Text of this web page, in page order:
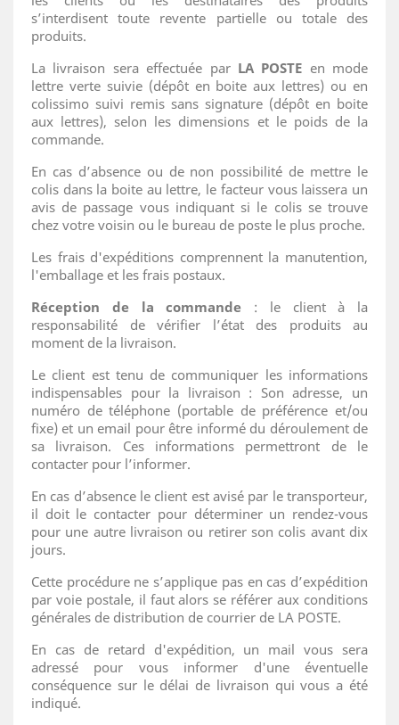
s’interdisent toute revente partielle ou totale des
produits.
La livraison sera effectuée par LA POSTE en mode
lettre verte suivie (dépôt en boite aux lettres) ou en
colissimo suivi remis sans signature (dépôt en boite
aux lettres), selon les dimensions et le poids de la
commande.
En cas d’absence ou de non possibilité de mettre le
colis dans la boite au lettre, le facteur vous laissera un
avis de passage vous indiquant si le colis se trouve
chez votre voisin ou le bureau de poste le plus proche.
Les frais d'expéditions comprennent la manutention,
l'emballage et les frais postaux.
Réception de la commande : le client à la
responsabilité de vérifier l’état des produits au
moment de la livraison.
Le client est tenu de communiquer les informations
indispensables pour la livraison : Son adresse, un
numéro de téléphone (portable de préférence et/ou
fixe) et un email pour être informé du déroulement de
sa livraison. Ces informations permettront de le
contacter pour l’informer.
En cas d’absence le client est avisé par le transporteur,
il doit le contacter pour déterminer un rendez-vous
pour une autre livraison ou retirer son colis avant dix
jours.
Cette procédure ne s’applique pas en cas d’expédition
par voie postale, il faut alors se référer aux conditions
générales de distribution de courrier de LA POSTE.
En cas de retard d'expédition, un mail vous sera
adressé pour vous informer d'une éventuelle
conséquence sur le délai de livraison qui vous a été
indiqué.